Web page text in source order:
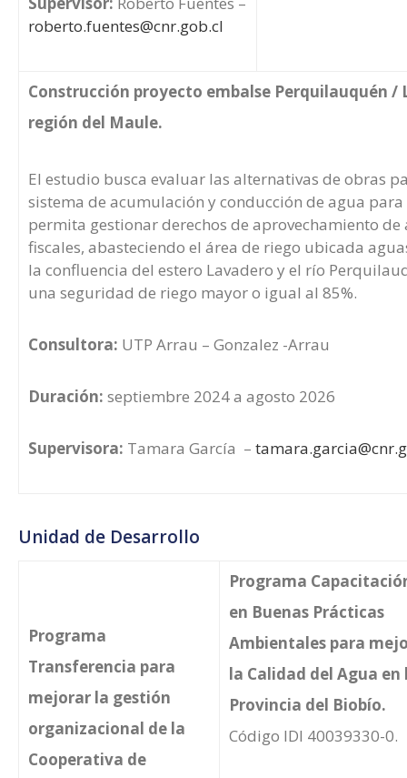
roberto.fuentes@cnr.gob.cl
Construcción proyecto embalse Perquilauquén /
región del Maule.
El estudio busca evaluar las alternativas de obras
sistema de acumulación y conducción de agua
permita gestionar derechos de aprovechamiento de
fiscales, abasteciendo el área de riego ubicada
la confluencia del estero Lavadero y el río
una seguridad de riego mayor o igual al 85%.
Consultora: UTP Arrau – Gonzalez -Arrau
Duración: septiembre 2024 a agosto 2026
Supervisora: Tamara García –
Unidad de Desarrollo
Programa
Transferencia para
mejorar la gestión
organizacional de la
Cooperativa de
Programa
en Buenas Prácticas
Ambientales para
la Calidad del Agua en
Provincia del Biobío.
Código IDI 40039330-0.